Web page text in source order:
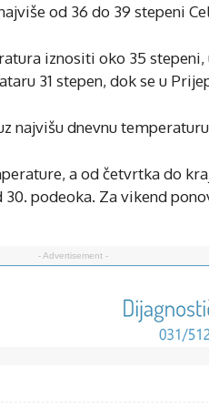
od 36 do 39 stepeni
iznositi oko 35
31 stepen, dok se u
najvišu dnevnu
a od četvrtka do
podeoka. Za vikend
- Advertisement -